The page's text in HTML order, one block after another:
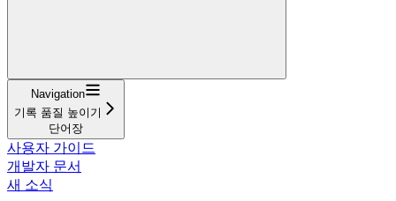
Navigation
기록 품질 높이기
단어장
사용자 가이드
개발자 문서
새 소식